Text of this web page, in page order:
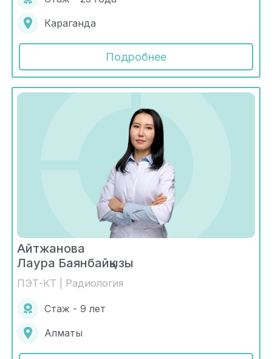
Караганда
Подробнее
Айтжанова
Лаура Баянбайқызы
ПЭТ-КТ | Радиология
Стаж - 9 лет
Алматы